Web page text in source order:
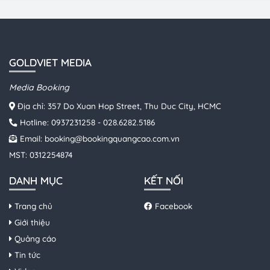
GOLDVIET MEDIA
Media Booking
Địa chỉ: 357 Do Xuan Hop Street, Thu Duc City, HCMC
Hotline: 0937231258 - 028.6282.5186
Email: booking@bookingquangcao.com.vn
MST: 0312254874
DANH MỤC
Trang chủ
Giới thiệu
Quảng cáo
Tin tức
KẾT NỐI
Facebook